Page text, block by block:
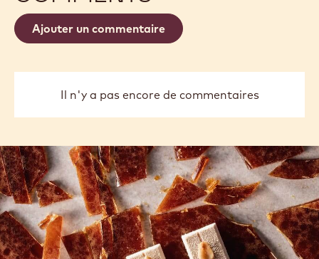
Ajouter un commentaire
Il n'y a pas encore de commentaires